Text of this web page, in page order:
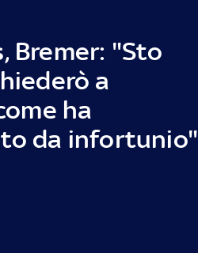
Bremer: "Sto
a
ha
da infortunio"